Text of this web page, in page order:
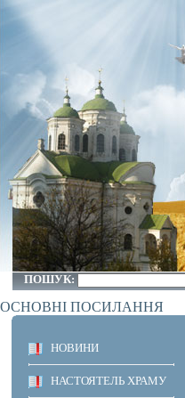
ПОШУК:
ОСНОВНІ ПОСИЛАННЯ
НОВИНИ
НАСТОЯТЕЛЬ ХРАМУ